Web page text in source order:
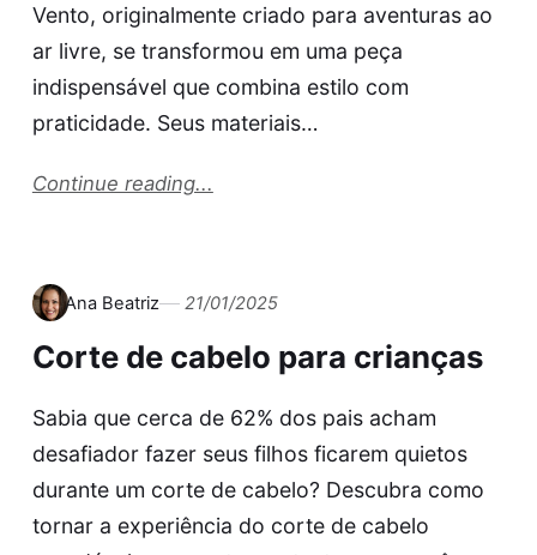
Vento, originalmente criado para aventuras ao
ar livre, se transformou em uma peça
indispensável que combina estilo com
praticidade. Seus materiais…
Continue reading...
Ana Beatriz 21/01/2025
Corte de cabelo para crianças
Sabia que cerca de 62% dos pais acham
desafiador fazer seus filhos ficarem quietos
durante um corte de cabelo? Descubra como
tornar a experiência do corte de cabelo